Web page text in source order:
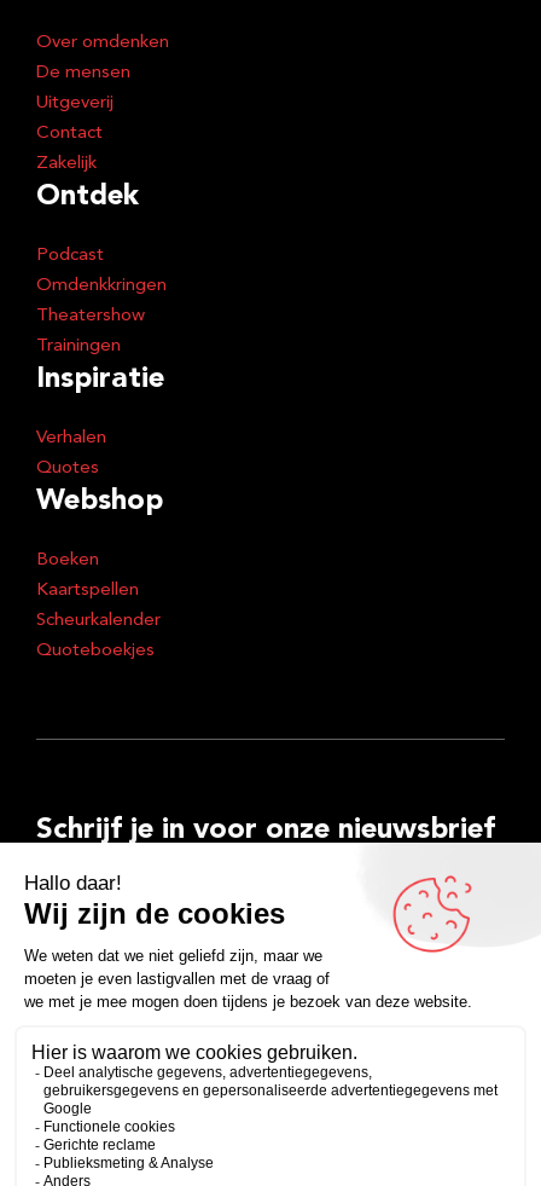
Over omdenken
De mensen
Uitgeverij
Contact
Zakelijk
Ontdek
Podcast
Omdenkkringen
Theatershow
Trainingen
Inspiratie
Verhalen
Quotes
Webshop
Boeken
Kaartspellen
Scheurkalender
Quoteboekjes
Schrijf je in voor onze nieuwsbrief
E-
mailadres
Inschrijven
FacebookInstagramLinkedInYouTubeSpotify